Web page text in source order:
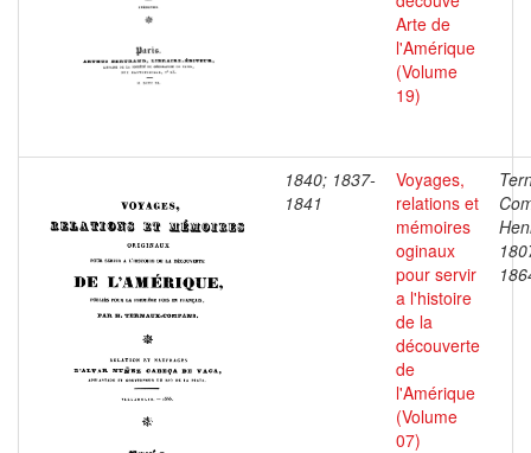
Arte de
l'Amérique
(Volume
19)
1840; 1837-
1841
Voyages,
relations et
mémoires
oginaux
pour servir
a l'histoire
de la
découverte
de
l'Amérique
(Volume
07)